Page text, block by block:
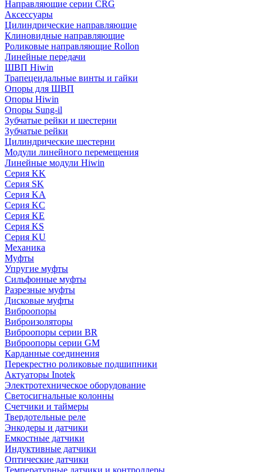
Направляющие серии CRG
Аксессуары
Цилиндрические направляющие
Клиновидные направляющие
Роликовые направляющие Rollon
Линейные передачи
ШВП Hiwin
Трапецеидальные винты и гайки
Опоры для ШВП
Опоры Hiwin
Опоры Sung-il
Зубчатые рейки и шестерни
Зубчатые рейки
Цилиндрические шестерни
Модули линейного перемещения
Линейные модули Hiwin
Серия KK
Серия SK
Серия KA
Серия KC
Серия KE
Серия KS
Серия KU
Механика
Муфты
Упругие муфты
Сильфонные муфты
Разрезные муфты
Дисковые муфты
Виброопоры
Виброизоляторы
Виброопоры серии BR
Виброопоры серии GM
Карданные соединения
Перекрестно роликовые подшипники
Актуаторы Inotek
Электротехническое оборудование
Светосигнальные колонны
Счетчики и таймеры
Твердотельные реле
Энкодеры и датчики
Емкостные датчики
Индуктивные датчики
Оптические датчики
Температурные датчики и контроллеры